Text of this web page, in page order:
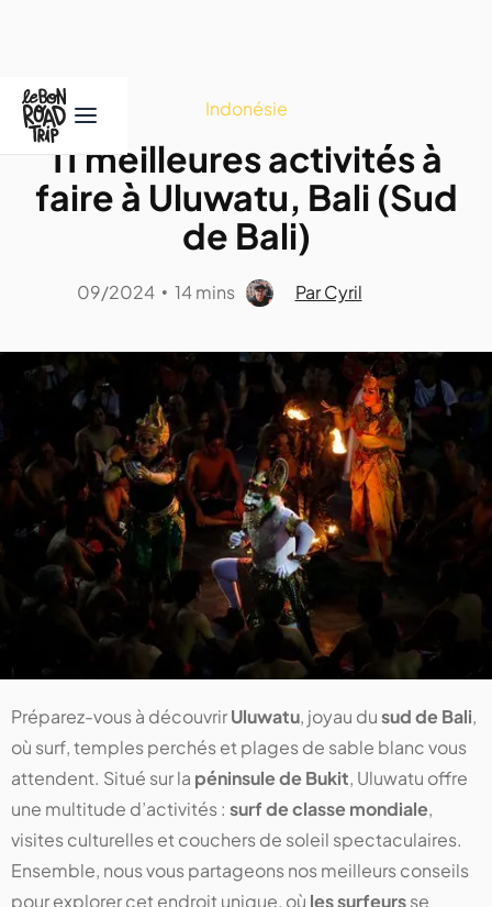
Indonésie
11 meilleures activités à
faire à Uluwatu, Bali (Sud
de Bali)
09/2024 • 14 mins Par Cyril
Préparez-vous à découvrirUluwatu, joyau dusud de Bali,
où surf, temples perchés et plages de sable blanc vous
attendent. Situé sur la péninsule de Bukit, Uluwatu offre
une multitude d’activités : surf de classe mondiale,
visites culturelles et couchers de soleil spectaculaires.
Ensemble, nous vous partageons nos meilleurs conseils
pour explorer cet endroit unique, où les surfeursse